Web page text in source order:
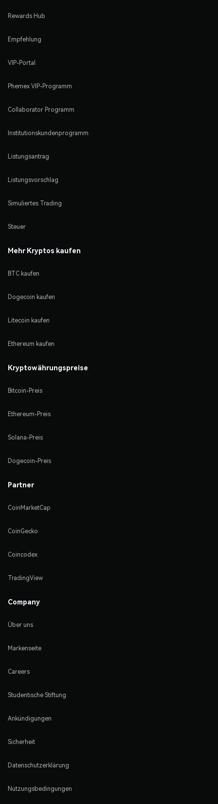
Rewards Hub
Empfehlung
VIP-Portal
Phemex VIP-Programm
Collaborator Programm
Institutionskundenprogramm
Listungsantrag
Listungsvorschlag
Simuliertes Trading
Steuer
Mehr Kryptos kaufen
BTC kaufen
Dogecoin kaufen
Litecoin kaufen
Ethereum kaufen
Kryptowährungspreise
Bitcoin-Preis
Ethereum-Preis
Solana-Preis
Dogecoin-Preis
Partner
CoinMarketCap
CoinGecko
Coincodex
TradingView
Company
Über uns
Markenseite
Careers
Studentische Stiftung
Ankündigungen
Sicherheit
Datenschutzerklärung
Nutzungsbedingungen